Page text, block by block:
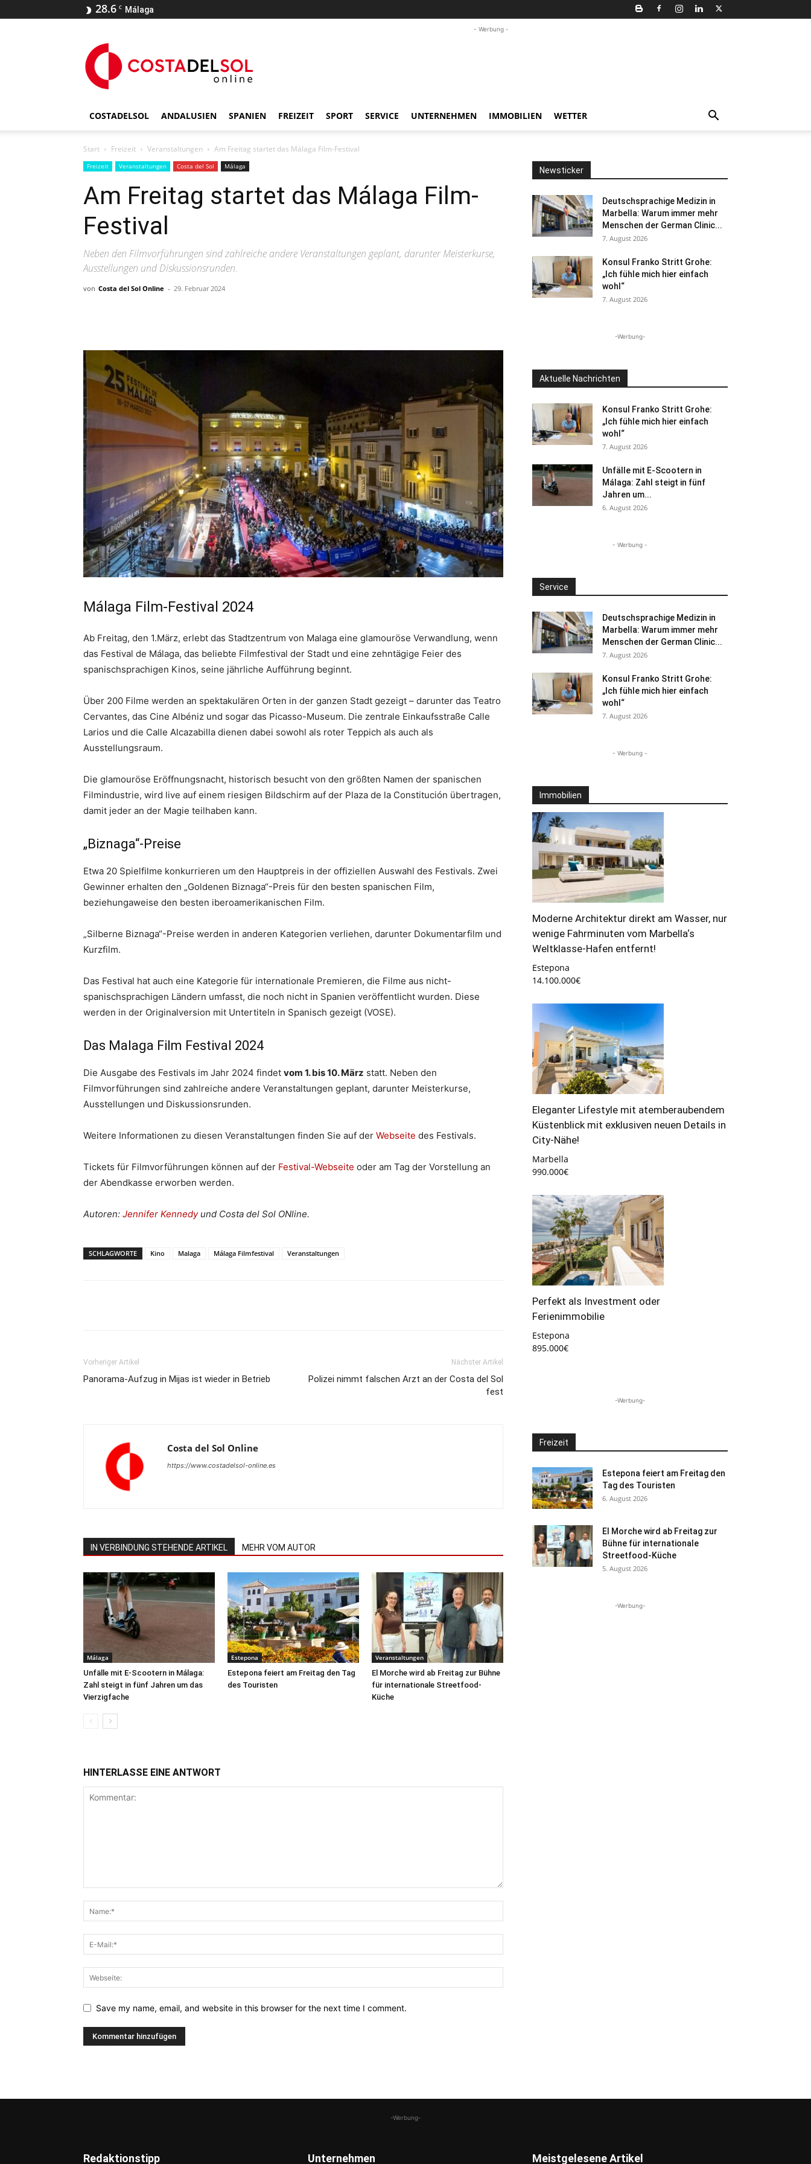
28.6 C Málaga
- Werbung -
COSTADELSOL ANDALUSIEN SPANIEN FREIZEIT SPORT SERVICE UNTERNEHMEN IMMOBILIEN WETTER
Start Freizeit Veranstaltungen Am Freitag startet das Málaga Film-Festival
Freizeit Veranstaltungen Costa del Sol Málaga
Am Freitag startet das Málaga Film-
Festival
Neben den Filmvorführungen sind zahlreiche andere Veranstaltungen geplant, darunter Meisterkurse,
Ausstellungen und Diskussionsrunden.
von Costa del Sol Online - 29. Februar 2024
Málaga Film-Festival 2024
Ab Freitag, den 1.März, erlebt das Stadtzentrum von Malaga eine glamouröse Verwandlung, wenn
das Festival de Málaga, das beliebte Filmfestival der Stadt und eine zehntägige Feier des
spanischsprachigen Kinos, seine jährliche Aufführung beginnt.
Über 200 Filme werden an spektakulären Orten in der ganzen Stadt gezeigt – darunter das Teatro
Cervantes, das Cine Albéniz und sogar das Picasso-Museum. Die zentrale Einkaufsstraße Calle
Larios und die Calle Alcazabilla dienen dabei sowohl als roter Teppich als auch als
Ausstellungsraum.
Die glamouröse Eröffnungsnacht, historisch besucht von den größten Namen der spanischen
Filmindustrie, wird live auf einem riesigen Bildschirm auf der Plaza de la Constitución übertragen,
damit jeder an der Magie teilhaben kann.
„Biznaga“-Preise
Etwa 20 Spielfilme konkurrieren um den Hauptpreis in der offiziellen Auswahl des Festivals. Zwei
Gewinner erhalten den „Goldenen Biznaga“-Preis für den besten spanischen Film,
beziehungaweise den besten iberoamerikanischen Film.
„Silberne Biznaga“-Preise werden in anderen Kategorien verliehen, darunter Dokumentarfilm und
Kurzfilm.
Das Festival hat auch eine Kategorie für internationale Premieren, die Filme aus nicht-
spanischsprachigen Ländern umfasst, die noch nicht in Spanien veröffentlicht wurden. Diese
werden in der Originalversion mit Untertiteln in Spanisch gezeigt (VOSE).
Das Malaga Film Festival 2024
Die Ausgabe des Festivals im Jahr 2024 findet vom 1. bis 10. März statt. Neben den
Filmvorführungen sind zahlreiche andere Veranstaltungen geplant, darunter Meisterkurse,
Ausstellungen und Diskussionsrunden.
Weitere Informationen zu diesen Veranstaltungen finden Sie auf der Webseite des Festivals.
Tickets für Filmvorführungen können auf der Festival-Webseite oder am Tag der Vorstellung an
der Abendkasse erworben werden.
Autoren: Jennifer Kennedy und Costa del Sol ONline.
SCHLAGWORTE Kino Malaga Málaga Filmfestival Veranstaltungen
Vorheriger Artikel
Panorama-Aufzug in Mijas ist wieder in Betrieb
Nächster Artikel
Polizei nimmt falschen Arzt an der Costa del Sol
fest
Costa del Sol Online
https://www.costadelsol-online.es
IN VERBINDUNG STEHENDE ARTIKEL MEHR VOM AUTOR
Málaga
Unfälle mit E-Scootern in Málaga:
Zahl steigt in fünf Jahren um das
Vierzigfache
Estepona
Estepona feiert am Freitag den Tag
des Touristen
Veranstaltungen
El Morche wird ab Freitag zur Bühne
für internationale Streetfood-
Küche
HINTERLASSE EINE ANTWORT
Save my name, email, and website in this browser for the next time I comment.
Newsticker
Deutschsprachige Medizin in
Marbella: Warum immer mehr
Menschen der German Clinic...
7. August 2026
Konsul Franko Stritt Grohe:
„Ich fühle mich hier einfach
wohl“
7. August 2026
-Werbung-
Aktuelle Nachrichten
Konsul Franko Stritt Grohe:
„Ich fühle mich hier einfach
wohl“
7. August 2026
Unfälle mit E-Scootern in
Málaga: Zahl steigt in fünf
Jahren um...
6. August 2026
- Werbung -
Service
Deutschsprachige Medizin in
Marbella: Warum immer mehr
Menschen der German Clinic...
7. August 2026
Konsul Franko Stritt Grohe:
„Ich fühle mich hier einfach
wohl“
7. August 2026
- Werbung -
Immobilien
Moderne Architektur direkt am Wasser, nur
wenige Fahrminuten vom Marbella‘s
Weltklasse-Hafen entfernt!
Estepona
14.100.000€
Eleganter Lifestyle mit atemberaubendem
Küstenblick mit exklusiven neuen Details in
City-Nähe!
Marbella
990.000€
Perfekt als Investment oder
Ferienimmobilie
Estepona
895.000€
-Werbung-
Freizeit
Estepona feiert am Freitag den
Tag des Touristen
6. August 2026
El Morche wird ab Freitag zur
Bühne für internationale
Streetfood-Küche
5. August 2026
-Werbung-
-Werbung-
Redaktionstipp Unternehmen Meistgelesene Artikel